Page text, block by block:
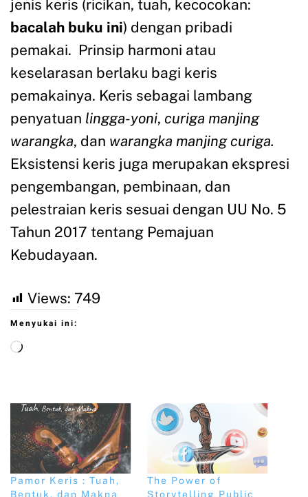
jenis keris (ricikan, tuah, kecocokan:
bacalah buku ini) dengan pribadi
pemakai. Prinsip harmoni atau
keselarasan berlaku bagi keris
pemakainya. Keris sebagai lambang
penyatuan lingga-yoni, curiga manjing
warangka, dan warangka manjing curiga.
Eksistensi keris juga merupakan ekspresi
pengembangan, pembinaan, dan
pelestraian keris sesuai dengan UU No. 5
Tahun 2017 tentang Pemajuan
Kebudayaan.
Views: 749
Menyukai ini:
Pamor Keris : Tuah,
Bentuk, dan Makna
The Power of
Storytelling Public